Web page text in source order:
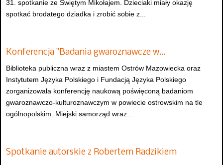
31. spotkanie ze Świętym Mikołajem. Dzieciaki miały okazję
spotkać brodatego dziadka i zrobić sobie z...
Konferencja "Badania gwaroznawcze w…
Biblioteka publiczna wraz z miastem Ostrów Mazowiecka oraz
Instytutem Języka Polskiego i Fundacją Języka Polskiego
zorganizowała konferencję naukową poświęconą badaniom
gwaroznawczo-kulturoznawczym w powiecie ostrowskim na tle
ogólnopolskim. Miejski samorząd wraz...
Spotkanie autorskie z Robertem Radzikiem